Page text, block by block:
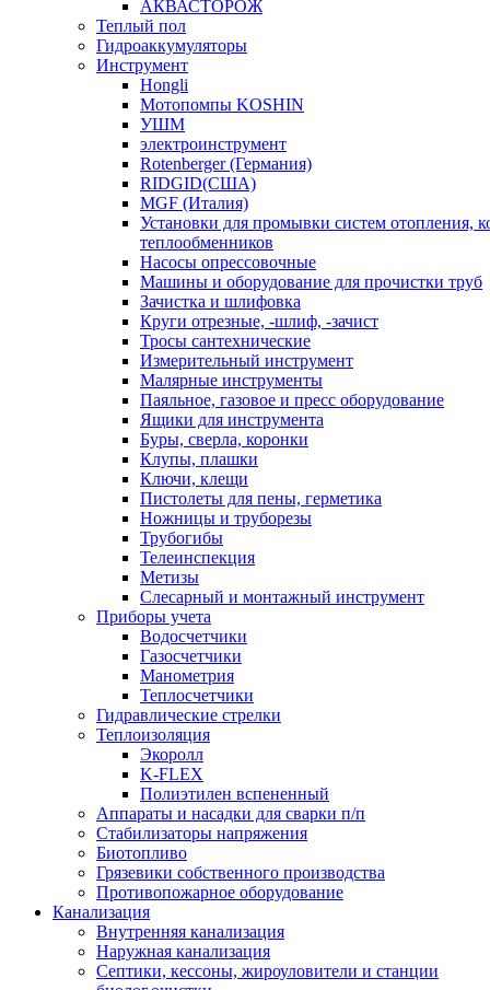
АКВАСТОРОЖ
Теплый пол
Гидроаккумуляторы
Инструмент
Hongli
Мотопомпы KOSHIN
УШМ
электроинструмент
Rotenberger (Германия)
RIDGID(США)
MGF (Италия)
Установки для промывки систем отопления,
теплообменников
Насосы опрессовочные
Машины и оборудование для прочистки труб
Зачистка и шлифовка
Круги отрезные, -шлиф, -зачист
Тросы сантехнические
Измерительный инструмент
Малярные инструменты
Паяльное, газовое и пресс оборудование
Ящики для инструмента
Буры, сверла, коронки
Клупы, плашки
Ключи, клещи
Пистолеты для пены, герметика
Ножницы и труборезы
Трубогибы
Телеинспекция
Метизы
Слесарный и монтажный инструмент
Приборы учета
Водосчетчики
Газосчетчики
Манометрия
Теплосчетчики
Гидравлические стрелки
Теплоизоляция
Экоролл
K-FLEX
Полиэтилен вспененный
Аппараты и насадки для сварки п/п
Стабилизаторы напряжения
Биотопливо
Грязевики собственного производства
Противопожарное оборудование
Канализация
Внутренняя канализация
Наружная канализация
Септики, кессоны, жироуловители и станции